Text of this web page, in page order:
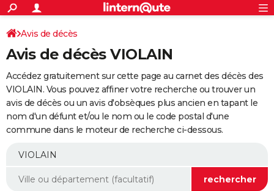
ACTUALITÉS
Politique
Société
Faits Divers
Education
Monde
Villes
+
SPORT
Coupe du monde 2026
Football
Tennis
Cyclisme
Rugby
Forum
Programme TV
TNT
Streaming
Cinéma
Sorties cinéma
Musique
+
FINANCE
Retraite
Epargne
Immobilier
Risques naturels par ville
Banque
Assurance
AUTO
Essais
Réserver un essai
Citadines
Berlines
SUV
Forum auto
+
Mobiles
Meilleur smartphone
Internet
Ordinateurs
Jeux vidéo
Guide high-tech
Aménagement intérieur
Avis de décès
Avis de décès VIOLAIN
Accédez gratuitement sur cette page au carnet des décès des
VIOLAIN. Vous pouvez affiner votre recherche ou trouver un
avis de décès ou un avis d'obsèques plus ancien en tapant le
nom d'un défunt et/ou le nom ou le code postal d'une
commune dans le moteur de recherche ci-dessous.